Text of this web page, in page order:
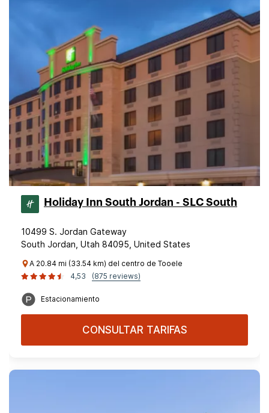
Holiday Inn South Jordan - SLC South
10499 S. Jordan Gateway
South Jordan, Utah 84095, United States
A 20.84 mi (33.54 km) del centro de Tooele
4,53
(875 reviews)
Estacionamiento
CONSULTAR TARIFAS